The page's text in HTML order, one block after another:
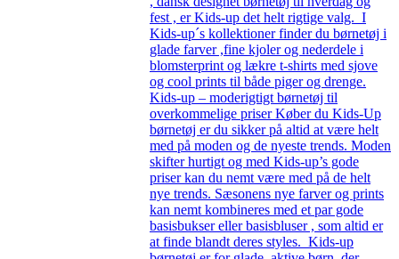
fest , er Kids-up det helt rigtige valg. I
Kids-up´s kollektioner finder du børnetøj i
glade farver ,fine kjoler og nederdele i
blomsterprint og lækre t-shirts med sjove
og cool prints til både piger og drenge.
Kids-up – moderigtigt børnetøj til
overkommelige priser Køber du Kids-Up
børnetøj er du sikker på altid at være helt
med på moden og de nyeste trends. Moden
skifter hurtigt og med Kids-up’s gode
priser kan du nemt være med på de helt
nye trends. Sæsonens nye farver og prints
kan nemt kombineres med et par gode
basisbukser eller basisbluser , som altid er
at finde blandt deres styles. Kids-up